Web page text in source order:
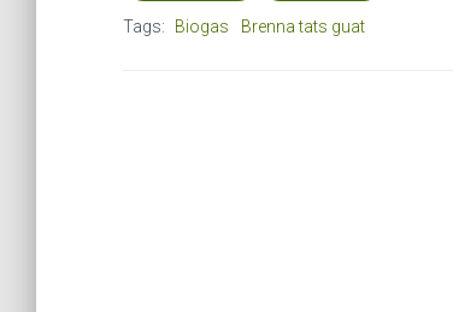
Tags: Biogas Brenna tats guat